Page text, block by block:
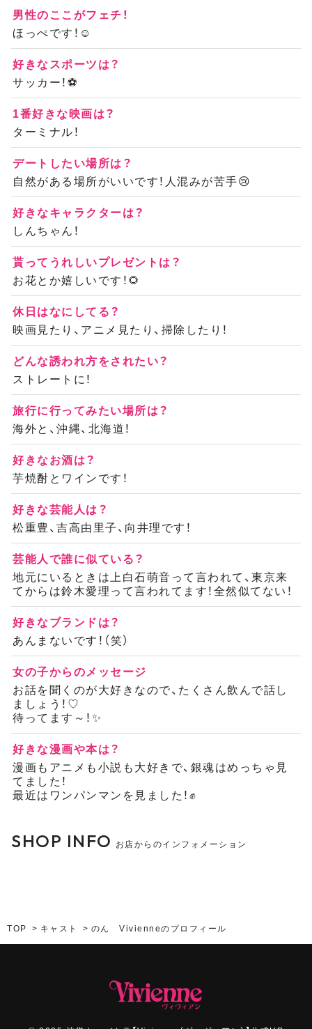
男性のここがフェチ！
ほっぺです！☺
好きなスポーツは？
サッカー！⚽
1番好きな映画は？
ターミナル！
デートしたい場所は？
自然がある場所がいいです！人混みが苦手😢
好きなキャラクターは？
しんちゃん！
貰ってうれしいプレゼントは？
お花とか嬉しいです！🌻
休日はなにしてる？
映画見たり、アニメ見たり、掃除したり！
どんな誘われ方をされたい？
ストレートに！
旅行に行ってみたい場所は？
海外と、沖縄、北海道！
好きなお酒は？
芋焼酎とワインです！
好きな芸能人は？
松重豊、吉高由里子、向井理です！
芸能人で誰に似ている？
地元にいるときは上白石萌音って言われて、東京来
てからは鈴木愛理って言われてます！全然似てない！
好きなブランドは？
あんまないです！（笑）
女の子からのメッセージ
お話を聞くのが大好きなので、たくさん飲んで話し
ましょう！♡
待ってます～！✨
好きな漫画や本は？
漫画もアニメも小説も大好きで、銀魂はめっちゃ見
てました！
最近はワンパンマンを見ました！✊
SHOP INFO お店からのインフォメーション
TOP キャスト のん Vivienneのプロフィール